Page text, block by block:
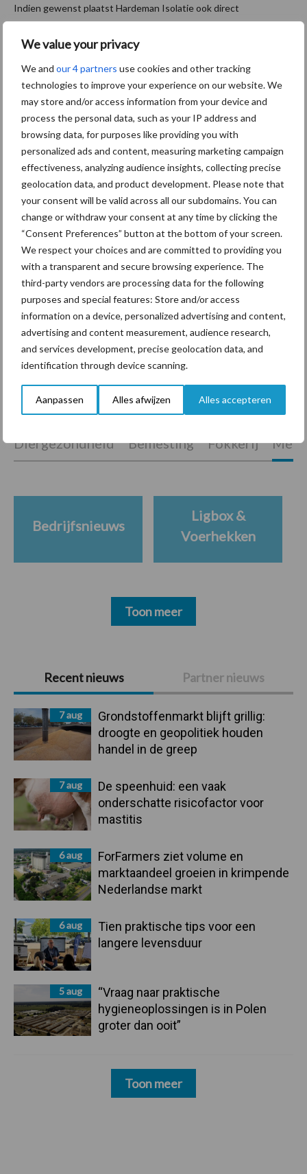
We value your privacy
We and our 4 partners use cookies and other tracking
technologies to improve your experience on our website. We
may store and/or access information from your device and
process the personal data, such as your IP address and
browsing data, for purposes like providing you with
personalized ads and content, measuring marketing campaign
effectiveness, analyzing audience insights, collecting precise
geolocation data, and product development. Please note that
your consent will be valid across all our subdomains. You can
change or withdraw your consent at any time by clicking the
“Consent Preferences” button at the bottom of your screen.
We respect your choices and are committed to providing you
with a transparent and secure browsing experience. The
third-party vendors are processing data for the following
purposes and special features: Store and/or access
information on a device, personalized advertising and content,
advertising and content measurement, audience research,
and services development, precise geolocation data, and
identification through device scanning.
Aanpassen Alles afwijzen Alles accepteren
Indien gewenst plaatst Hardeman Isolatie ook direct
energie, maar wekt u ook direct nieuwe energie op.
Primaire
Sidebar
Recent nieuws Partner nieuws
7 aug
Grondstoffenmarkt blijft grillig:
droogte en geopolitiek houden
handel in de greep
7 aug
De speenhuid: een vaak
onderschatte risicofactor voor
mastitis
6 aug
ForFarmers ziet volume en
marktaandeel groeien in krimpende
Nederlandse markt
6 aug
Tien praktische tips voor een
langere levensduur
5 aug
“Vraag naar praktische
hygieneoplossingen is in Polen
groter dan ooit”
Toon meer
Aanbevolen voor jou!
Grondstoffenmarkt blijft
grillig: droogte en
geopolitiek houden handel
in de greep
De speenhuid: een vaak
onderschatte risicofactor
voor mastitis
ForFarmers ziet volume en
marktaandeel groeien in
krimpende Nederlandse
Themapagina's
Diergezondheid Bemesting Fokkerij
Bedrijfsnieuws
Ligbox &
Voerhekken
Toon meer